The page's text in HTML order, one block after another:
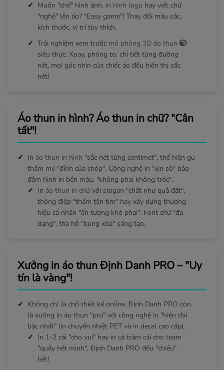
Muốn "chế" hình ảnh, in hình logo hay viết chữ
"nghệ" lên áo? "Easy game"! Thay đổi màu sắc,
kích thước, vị trí tùy thích.
Trải nghiệm xem trước mô phỏng 3D áo thun
siêu thực: Xoay, phóng to, chi tiết từng đường
nét, mọi góc nhìn của chiếc áo đều hiển thị sắc
nét!
Áo thun in hình? Áo thun in chữ? "Cân
tất"!
In áo thun in hình "sắc nét từng centimet", thể hiện gu
thẩm mỹ "đỉnh của chóp". Công nghệ in "xịn sò" bảo
đảm hình in bền màu, "không phai không tróc".
In áo thun in chữ với slogan "chất như quả đất",
thông điệp "thấm tận tim" hay xây dựng thương
hiệu cá nhân "ấn tượng khó phai". Font chữ "đa
dạng", tha hồ "bung xõa" sáng tạo.
Xưởng in áo thun Định Danh PRO – "Uy
tín là vàng"!
Không chỉ là chỗ thiết kế online, Định Danh PRO còn
là xưởng in áo thun "pro" với công nghệ in "hiện đại
bậc nhất" (in chuyển nhiệt PET và in decal cao cấp).
In 1-2 cái "cho vui" hay in cả trăm cái cho team
"quẩy hết mình", Định Danh PRO đều "chiều"
hết!